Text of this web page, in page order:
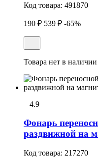
Код товара: 491870
190 ₽ 539 ₽ -65%
Товара нет в наличии
4.9
Фонарь
раздвижной на
Код товара: 217270